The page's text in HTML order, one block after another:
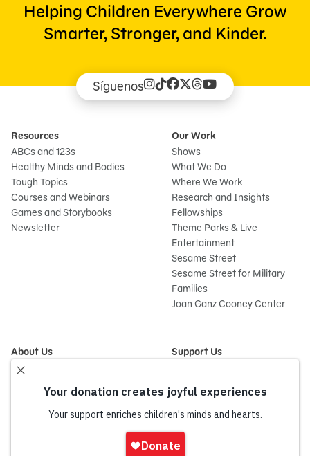
Helping Children Everywhere Grow
Smarter, Stronger, and Kinder.
Síguenos
Resources
ABCs and 123s
Healthy Minds and Bodies
Tough Topics
Courses and Webinars
Games and Storybooks
Newsletter
Our Work
Shows
What We Do
Where We Work
Research and Insights
Fellowships
Theme Parks & Live
Entertainment
Sesame Street
Sesame Street for Military
Families
Joan Ganz Cooney Center
About Us
Mission and History
Financials
Partners
Support Us
Giving
Impact Report